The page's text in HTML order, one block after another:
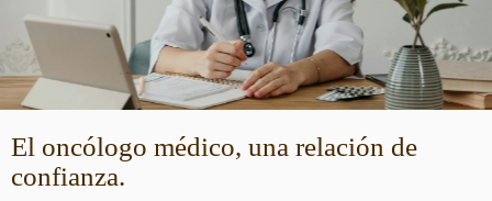
El oncólogo médico, una relación de
confianza.